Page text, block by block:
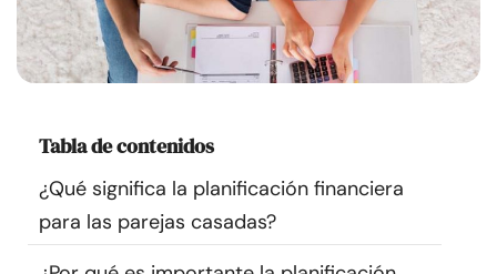
Cursos
Comunidad
Encuentra un terapeuta
Tabla de contenidos
¿Qué significa la planificación financiera
para las parejas casadas?